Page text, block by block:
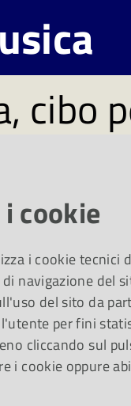
cibo
da
per i
cookie
i cookie tecnici
navigazione del
del sito da
per fini
cliccando sul
i cookie oppure